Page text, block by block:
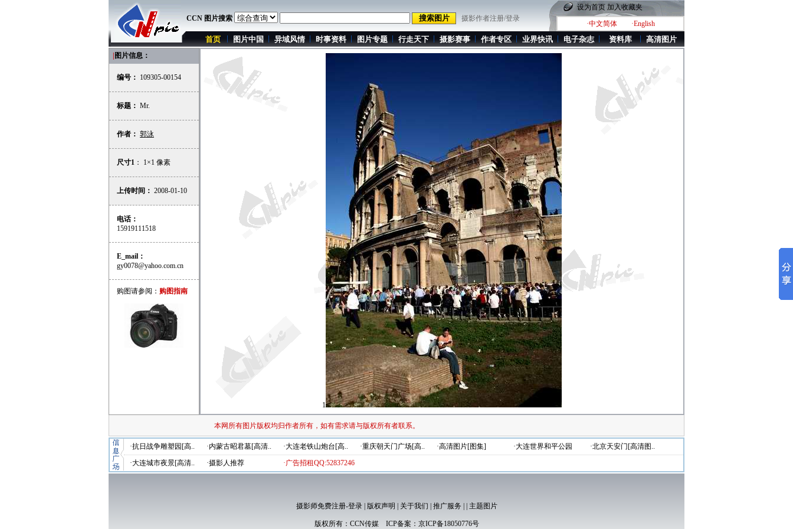
CCN 图片搜索 摄影作者注册/登录
设为首页 加入收藏夹
·中文简体
·English
首页 图片中国 异域风情 时事资料 图片专题 行走天下 摄影赛事 作者专区 业界快讯 电子杂志 资料库 高清图片
图片信息：
编号： 109305-00154
标题： Mr.
作者： 郭泳
尺寸1 ： 1×1 像素
上传时间： 2008-01-10
电话：
15919111518
E_mail：
gy0078@yahoo.com.cn
购图请参阅： 购图指南
1
本网所有图片版权均归作者所有，如有需求请与版权所有者联系。
·抗日战争雕塑园[高.. ·内蒙古昭君墓[高清.. ·大连老铁山炮台[高.. ·重庆朝天门广场[高.. ·高清图片[图集] ·大连世界和平公园
·北京天安门[高清图..
·大连城市夜景[高清..
·摄影人推荐 ·广告招租QQ:52837246
摄影师免费注册-登录| 版权声明 关于我们 推广服务 主题图片
版权所有： CCN传媒ICP备案： 京ICP备18050776号